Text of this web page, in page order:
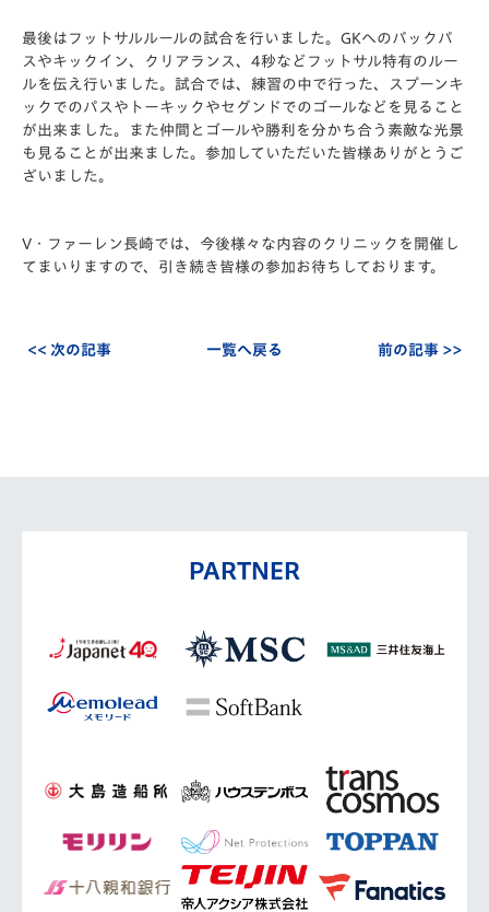
最後はフットサルルールの試合を行いました。GKへのバックパ
スやキックイン、クリアランス、4秒などフットサル特有のルー
ルを伝え行いました。試合では、練習の中で行った、スプーンキ
ックでのパスやトーキックやセグンドでのゴールなどを見ること
が出来ました。また仲間とゴールや勝利を分かち合う素敵な光景
も見ることが出来ました。参加していただいた皆様ありがとうご
ざいました。
V・ファーレン長崎では、今後様々な内容のクリニックを開催し
てまいりますので、引き続き皆様の参加お待ちしております。
<< 次の記事 一覧へ戻る 前の記事 >>
PARTNER